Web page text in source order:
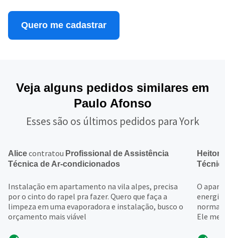
Quero me cadastrar
Veja alguns pedidos similares em
Paulo Afonso
Esses são os últimos pedidos para York
Alicecontratou Profissional de Assistência
Técnica de Ar-condicionados
Instalação em apartamento na vila alpes, precisa
por o cinto do rapel pra fazer. Quero que faça a
limpeza em uma evaporadora e instalação, busco o
orçamento mais viável
Heitor
O
Ele me